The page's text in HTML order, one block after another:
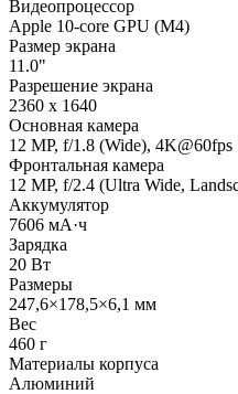
Видеопроцессор
Apple 10-core GPU (M4)
Размер экрана
11.0"
Разрешение экрана
2360 x 1640
Основная камера
12 MP, f/1.8 (Wide), 4K@60fps
Фронтальная камера
12 MP, f/2.4 (Ultra Wide,
Аккумулятор
7606 мА·ч
Зарядка
20 Вт
Размеры
247,6×178,5×6,1 мм
Вес
460 г
Материалы корпуса
Алюминий